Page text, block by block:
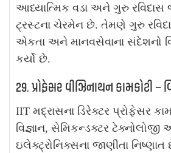
આધ્યાત્મિક વડા અને ગુરુ રવિદાસ
ટ્રસ્ટના ચેરમેન છે. તેમણે ગુરુ
એકતા અને માનવસેવાના સંદેશનો
કર્યો છે.
29. પ્રોફેસર વીઝિનાથન કામકોટી
IIT મદ્રાસના ડિરેક્ટર પ્રોફેસર
વિજ્ઞાન, સેમિકન્ડક્ટર ટેક્નોલોજી
ઇલેક્ટ્રોનિક્સના જાણીતા નિષ્ણાત